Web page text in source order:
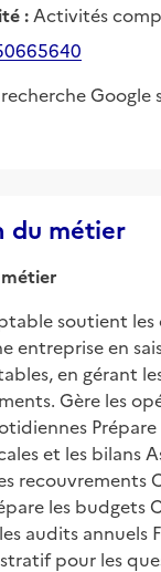
: Activités
Google
du métier
soutient
entreprise en
en gérant
Gère les
Prépare
et les bilans
recouvrements
les budgets
audits annuels
pour les